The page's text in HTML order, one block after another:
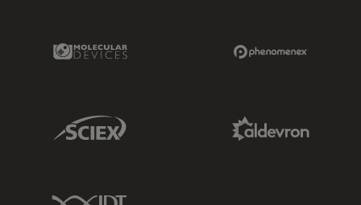
Molecular Devices Link
Sciex Link
IDT Link